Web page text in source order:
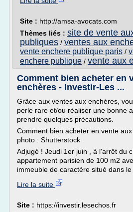
Site : http://amsa-avocats.com
Thèmes liés : site de vente
publiques / ventes aux
vente enchere publique paris /
enchere publique / vente aux
Comment bien acheter en
enchères - Investir-Les ...
Grâce aux ventes aux enchères,
perle rare et/ou réaliser une bonne
prendre quelques précautions.
Comment bien acheter en vente
photo : Shutterstock
Adjugé ! Jeudi 1er juin , à l'arrêt du
appartement parisien de 100 m2
immeuble de caractère situé dans le
Lire la suite
Site : https://investir.lesechos.fr